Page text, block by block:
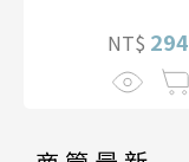
NT$ 294